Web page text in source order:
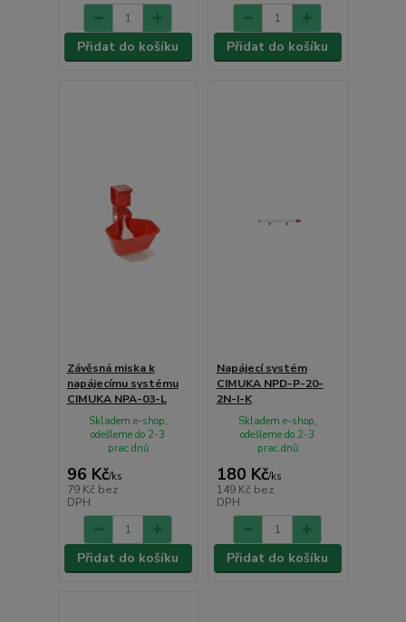
Přidat do košíku Přidat do košíku
Závěsná miska k
napájecímu systému
CIMUKA NPA-03-L
96 Kč/ks
79 Kč bez
DPH
Skladem e-shop,
odešleme do 2-3
prac.dnů
Přidat do košíku
Napájecí systém
CIMUKA NPD-P-20-
2N-I-K
180 Kč/ks
149 Kč bez
DPH
Skladem e-shop,
odešleme do 2-3
prac.dnů
Přidat do košíku